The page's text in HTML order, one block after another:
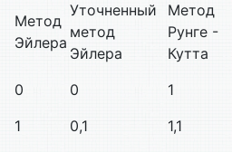
Метод
Эйлера
Уточненный
метод
Эйлера
Метод
Рунге -
Кутта
0 0 1
1
0,1 1,1